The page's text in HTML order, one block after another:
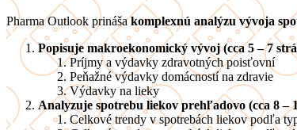
Pharma Outlook prinášakomplexnú analýzu vývoja
Popisuje makroekonomický vývoj (cca 5 – 7
Príjmy a výdavky zdravotných poisťovní
Peňažné výdavky domácností na zdravie
Výdavky na lieky
Analyzuje spotrebu liekov prehľadovo (cca 8 –
Celkové trendy v spotrebách liekov podľa